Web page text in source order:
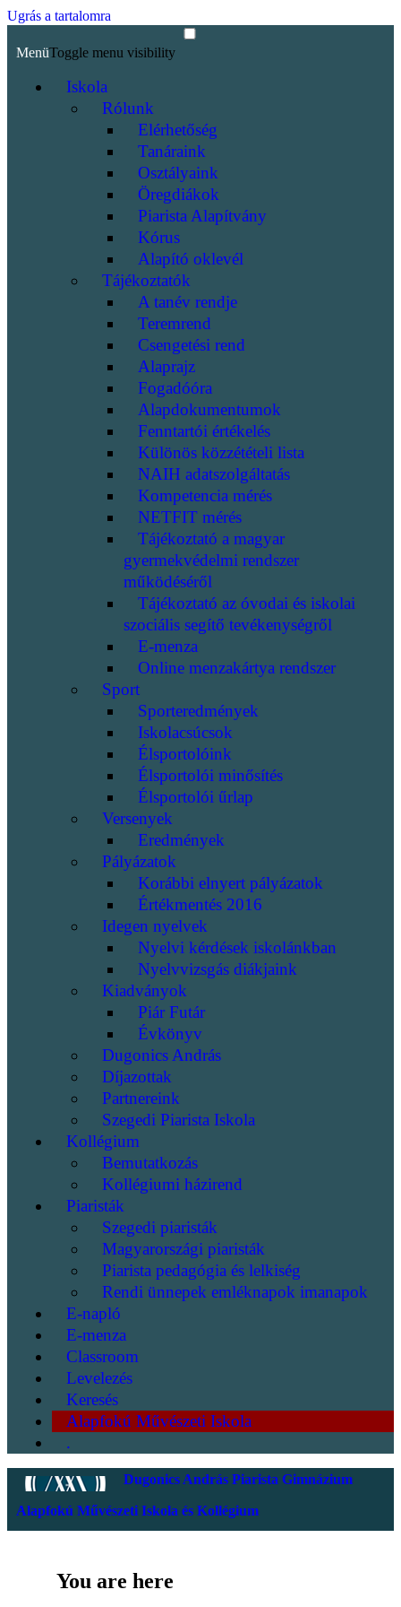
Ugrás a tartalomra
MenüToggle menu visibility
Iskola
Rólunk
Elérhetőség
Tanáraink
Osztályaink
Öregdiákok
Piarista Alapítvány
Kórus
Alapító oklevél
Tájékoztatók
A tanév rendje
Teremrend
Csengetési rend
Alaprajz
Fogadóóra
Alapdokumentumok
Fenntartói értékelés
Különös közzétételi lista
NAIH adatszolgáltatás
Kompetencia mérés
NETFIT mérés
Tájékoztató a magyar
gyermekvédelmi rendszer
működéséről
Tájékoztató az óvodai és iskolai
szociális segítő tevékenységről
E-menza
Online menzakártya rendszer
Sport
Sporteredmények
Iskolacsúcsok
Élsportolóink
Élsportolói minősítés
Élsportolói űrlap
Versenyek
Eredmények
Pályázatok
Korábbi elnyert pályázatok
Értékmentés 2016
Idegen nyelvek
Nyelvi kérdések iskolánkban
Nyelvvizsgás diákjaink
Kiadványok
Piár Futár
Évkönyv
Dugonics András
Díjazottak
Partnereink
Szegedi Piarista Iskola
Kollégium
Bemutatkozás
Kollégiumi házirend
Piaristák
Szegedi piaristák
Magyarországi piaristák
Piarista pedagógia és lelkiség
Rendi ünnepek emléknapok imanapok
E-napló
E-menza
Classroom
Levelezés
Keresés
Alapfokú Művészeti Iskola
.
Dugonics András Piarista Gimnázium
Alapfokú Művészeti Iskola és Kollégium
You are here